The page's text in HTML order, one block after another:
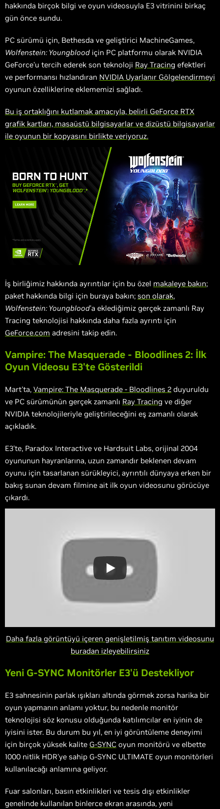
hakkında birçok bilgi ve oyun videosuyla E3 vitrinini birkaç
gün önce sundu.
PC sürümü için, Bethesda ve geliştirici MachineGames,
Wolfenstein: Youngblood için PC platformu olarak NVIDIA
GeForce'u tercih ederek son teknoloji Ray Tracing efektleri
ve performansı hızlandıran NVIDIA Uyarlanır Gölgelendirmeyi
oyunun özelliklerine eklememizi sağladı.
Bu iş ortaklığını kutlamak amacıyla, belirli GeForce RTX
grafik kartları, masaüstü bilgisayarlar ve dizüstü bilgisayarlar
ile oyunun bir kopyasını birlikte veriyoruz.
İş birliğimiz hakkında ayrıntılar için bu özel makaleye bakın;
paket hakkında bilgi için buraya bakın; son olarak,
Wolfenstein: Youngblood'a eklediğimiz gerçek zamanlı Ray
Tracing teknolojisi hakkında daha fazla ayrıntı için
GeForce.com adresini takip edin.
Vampire: The Masquerade - Bloodlines 2: İlk
Oyun Videosu E3'te Gösterildi
Mart'ta, Vampire: The Masquerade - Bloodlines 2 duyuruldu
ve PC sürümünün gerçek zamanlı Ray Tracing ve diğer
NVIDIA teknolojileriyle geliştirileceğini eş zamanlı olarak
açıkladık.
E3'te, Paradox Interactive ve Hardsuit Labs, orijinal 2004
oyununun hayranlarına, uzun zamandır beklenen devam
oyunu için tasarlanan sürükleyici, ayrıntılı dünyaya erken bir
bakış sunan devam filmine ait ilk oyun videosunu görücüye
çıkardı.
Daha fazla görüntüyü içeren genişletilmiş tanıtım videosunu
buradan izleyebilirsiniz
Yeni G-SYNC Monitörler E3'ü Destekliyor
E3 sahnesinin parlak ışıkları altında görmek zorsa harika bir
oyun yapmanın anlamı yoktur, bu nedenle monitör
teknolojisi söz konusu olduğunda katılımcılar en iyinin de
iyisini ister. Bu durum bu yıl, en iyi görüntüleme deneyimi
için birçok yüksek kalite G-SYNC oyun monitörü ve elbette
1000 nitlik HDR'ye sahip G-SYNC ULTIMATE oyun monitörleri
kullanılacağı anlamına geliyor.
Fuar salonları, basın etkinlikleri ve tesis dışı etkinlikler
genelinde kullanılan binlerce ekran arasında, yeni